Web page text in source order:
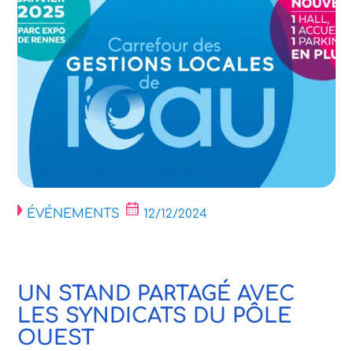
ÉVÉNEMENTS 12/12/2024
UN STAND PARTAGÉ AVEC
LES SYNDICATS DU PÔLE
OUEST